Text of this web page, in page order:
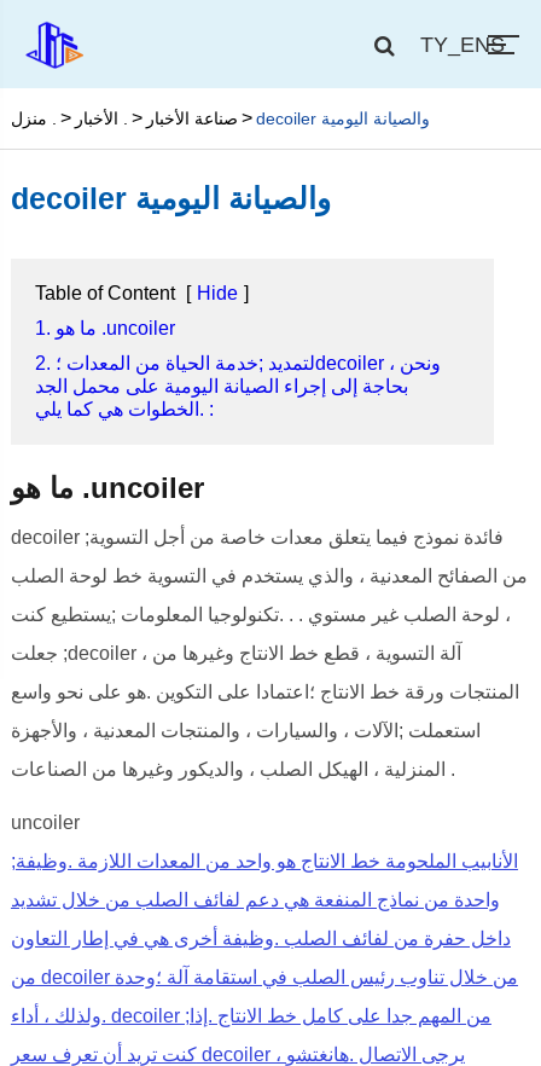
TY_ENS
صناعة الأخبار decoiler والصيانة اليومية
decoiler والصيانة اليومية
Table of Content [ Hide ]
1. ما هو .uncoiler
2. لتمديد ;خدمة الحياة من المعدات ؛decoiler ، ونحن
بحاجة إلى إجراء الصيانة اليومية على محمل الجد
.الخطوات هي كما يلي :
ما هو .uncoiler
decoiler ;فائدة نموذج فيما يتعلق معدات خاصة من أجل التسوية
من الصفائح المعدنية ، والذي يستخدم في التسوية خط لوحة الصلب
، لوحة الصلب غير مستوي . . .تكنولوجيا المعلومات ;يستطيع كنت
جعلت ;decoiler ، آلة التسوية ، قطع خط الانتاج وغيرها من
المنتجات ورقة خط الانتاج ؛اعتمادا على التكوين .هو على نحو واسع
استعملت ;الآلات ، والسيارات ، والمنتجات المعدنية ، والأجهزة
المنزلية ، الهيكل الصلب ، والديكور وغيرها من الصناعات .
uncoiler
;الأنابيب الملحومة خط الانتاج هو واحد من المعدات اللازمة .وظيفة
واحدة من نماذج المنفعة هي دعم لفائف الصلب من خلال تشديد
داخل حفرة من لفائف الصلب .وظيفة أخرى هي في إطار التعاون
من decoiler من خلال تناوب رئيس الصلب في استقامة آلة ؛وحدة
.ولذلك ، أداء decoiler ;من المهم جدا على كامل خط الانتاج .إذا
كنت تريد أن تعرف سعر decoiler ، يرجى الاتصال .هانغتشو